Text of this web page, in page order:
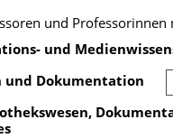
und Professorinnen
und
Dokumentation